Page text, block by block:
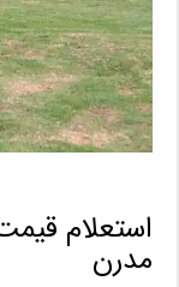
استعلام
مدرن